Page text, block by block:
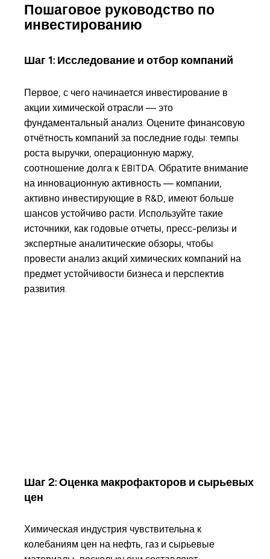
Пошаговое руководство по
инвестированию
Шаг 1: Исследование и отбор компаний
Первое, с чего начинается инвестирование в
акции химической отрасли — это
фундаментальный анализ. Оцените финансовую
отчётность компаний за последние годы: темпы
роста выручки, операционную маржу,
соотношение долга к EBITDA. Обратите внимание
на инновационную активность — компании,
активно инвестирующие в R&D, имеют больше
шансов устойчиво расти. Используйте такие
источники, как годовые отчеты, пресс-релизы и
экспертные аналитические обзоры, чтобы
провести анализ акций химических компаний на
предмет устойчивости бизнеса и перспектив
развития.
Шаг 2: Оценка макрофакторов и сырьевых
цен
Химическая индустрия чувствительна к
колебаниям цен на нефть, газ и сырьевые